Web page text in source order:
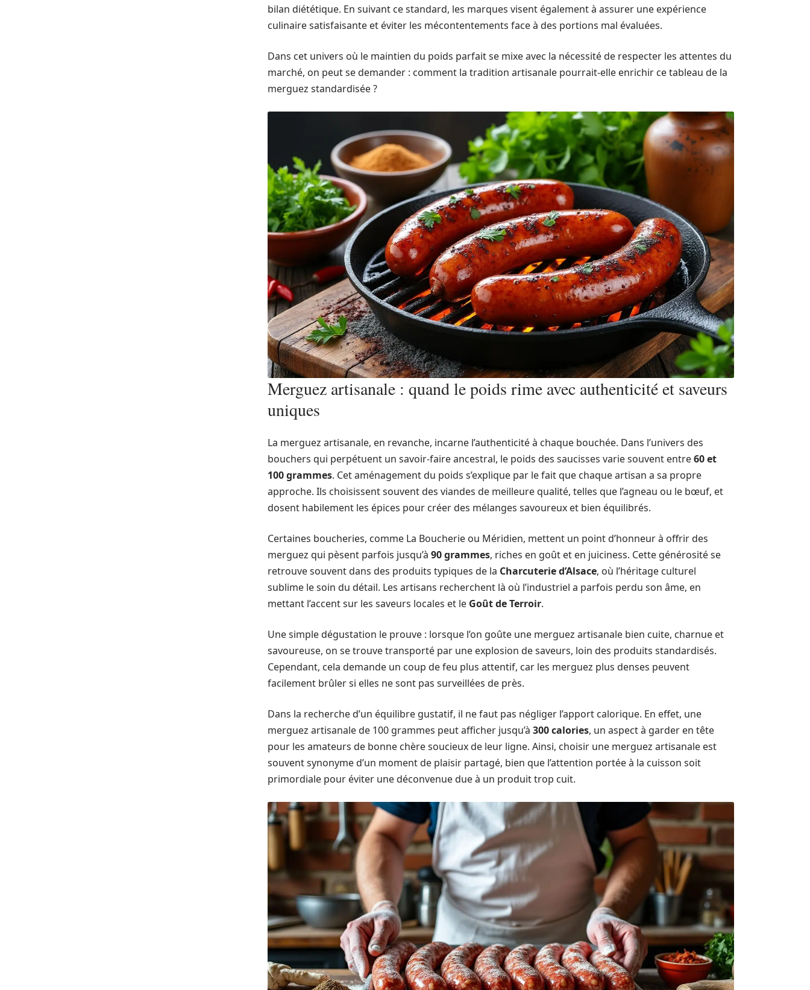
bilan diététique. En suivant ce standard, les marques visent également à assurer une expérience
culinaire satisfaisante et éviter les mécontentements face à des portions mal évaluées.
Dans cet univers où le maintien du poids parfait se mixe avec la nécessité de respecter les attentes du
marché, on peut se demander : comment la tradition artisanale pourrait-elle enrichir ce tableau de la
merguez standardisée ?
Merguez artisanale : quand le poids rime avec authenticité et saveurs
uniques
La merguez artisanale, en revanche, incarne l’authenticité à chaque bouchée. Dans l’univers des
bouchers qui perpétuent un savoir-faire ancestral, le poids des saucisses varie souvent entre60 et
100 grammes. Cet aménagement du poids s’explique par le fait que chaque artisan a sa propre
approche. Ils choisissent souvent des viandes de meilleure qualité, telles que l’agneau ou le bœuf, et
dosent habilement les épices pour créer des mélanges savoureux et bien équilibrés.
Certaines boucheries, comme La Boucherie ou Méridien, mettent un point d’honneur à offrir des
merguez qui pèsent parfois jusqu’à 90 grammes, riches en goût et en juiciness. Cette générosité se
retrouve souvent dans des produits typiques de la Charcuterie d’Alsace, où l’héritage culturel
sublime le soin du détail. Les artisans recherchent là où l’industriel a parfois perdu son âme, en
mettant l’accent sur les saveurs locales et le Goût de Terroir.
Une simple dégustation le prouve : lorsque l’on goûte une merguez artisanale bien cuite, charnue et
savoureuse, on se trouve transporté par une explosion de saveurs, loin des produits standardisés.
Cependant, cela demande un coup de feu plus attentif, car les merguez plus denses peuvent
facilement brûler si elles ne sont pas surveillées de près.
Dans la recherche d’un équilibre gustatif, il ne faut pas négliger l’apport calorique. En effet, une
merguez artisanale de 100 grammes peut afficher jusqu’à 300 calories, un aspect à garder en tête
pour les amateurs de bonne chère soucieux de leur ligne. Ainsi, choisir une merguez artisanale est
souvent synonyme d’un moment de plaisir partagé, bien que l’attention portée à la cuisson soit
primordiale pour éviter une déconvenue due à un produit trop cuit.